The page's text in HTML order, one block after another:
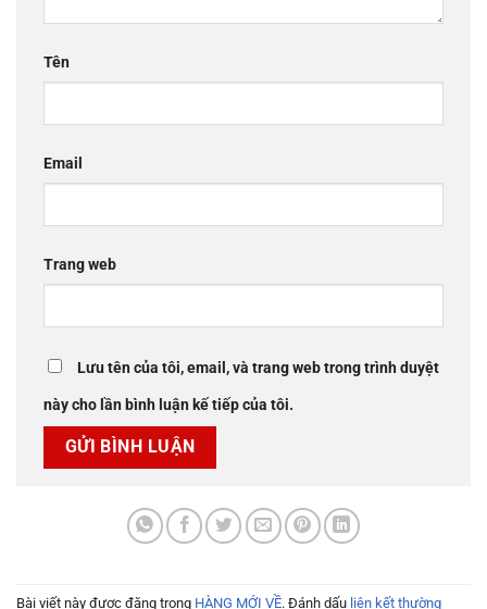
Tên
Email
Trang web
Lưu tên của tôi, email, và trang web trong trình duyệt
này cho lần bình luận kế tiếp của tôi.
Bài viết này được đăng trong HÀNG MỚI VỀ. Đánh dấu liên kết thường